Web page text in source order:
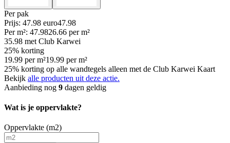
Per pak
Prijs: 47.98 euro47.98
Per m²: 47.9826.66 per m²
35.98 met Club Karwei
25% korting
19.99 per m²19.99 per m²
25% korting op alle wandtegels alleen met de Club Karwei Kaart
Bekijk alle producten uit deze actie.
Aanbieding nog 9 dagen geldig
Wat is je oppervlakte?
Oppervlakte (m2)